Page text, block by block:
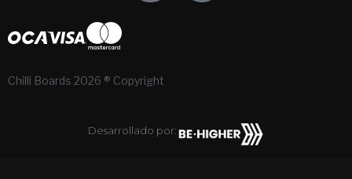
Chilli Boards 2026 ® Copyright
a
Desarrollado por: